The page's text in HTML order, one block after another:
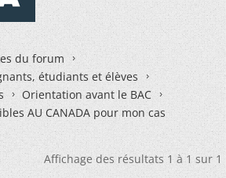
du forum
étudiants et élèves
Orientation avant le BAC
AU CANADA pour mon cas
Affichage des résultats 1 à 1 sur 1